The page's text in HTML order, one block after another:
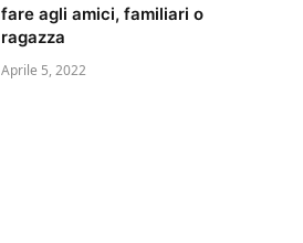
fare agli amici, familiari o
ragazza
Aprile 5, 2022